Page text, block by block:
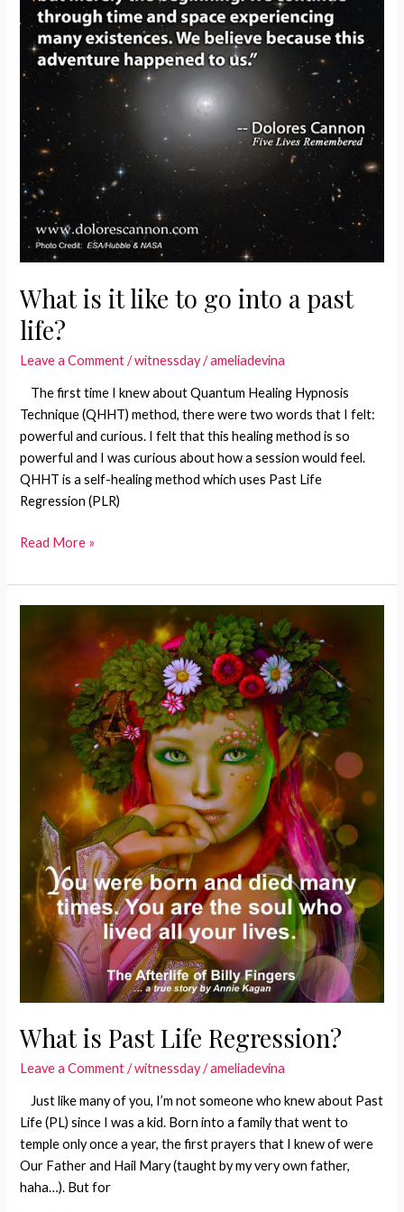
What is it like to go into a past
life?
Leave a Comment /witnessday/ameliadevina
The first time I knew about Quantum Healing Hypnosis
Technique (QHHT) method, there were two words that I felt:
powerful and curious. I felt that this healing method is so
powerful and I was curious about how a session would feel.
QHHT is a self-healing method which uses Past Life
Regression (PLR)
What
it
like
Read More »
What is Past Life Regression?
Leave a Comment /witnessday/ameliadevina
Just like many of you, I’m not someone who knew about Past
Life (PL) since I was a kid. Born into a family that went to
temple only once a year, the first prayers that I knew of were
Our Father and Hail Mary (taught by my very own father,
haha…). But for